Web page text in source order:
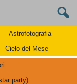
Astrofotografia
Cielo del Mese
party)